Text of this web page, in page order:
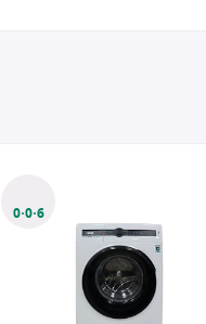
0·0·6